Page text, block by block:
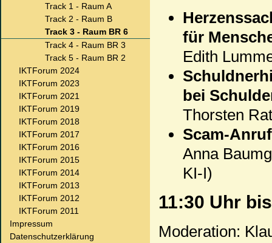
Track 1 - Raum A
Track 2 - Raum B
Track 3 - Raum BR 6
Track 4 - Raum BR 3
Track 5 - Raum BR 2
IKTForum 2024
IKTForum 2023
IKTForum 2021
IKTForum 2019
IKTForum 2018
IKTForum 2017
IKTForum 2016
IKTForum 2015
IKTForum 2014
IKTForum 2013
IKTForum 2012
IKTForum 2011
Impressum
Datenschutzerklärung
für
Edith
bei
Thorsten
Scam-
Anna
KI-I)
11:30 Uhr
Moderation: